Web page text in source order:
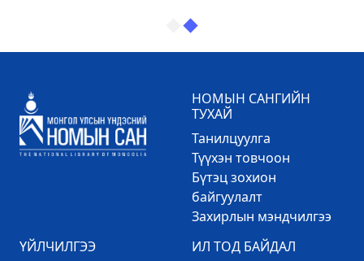
НОМЫН САНГИЙН
ТУХАЙ
Танилцуулга
Түүхэн товчоон
Бүтэц зохион
байгуулалт
Захирлын мэндчилгээ
ҮЙЛЧИЛГЭЭ
ИЛ ТОД БАЙДАЛ